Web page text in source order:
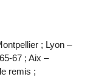
; Lyon –
65-67 ; Aix –
remis ;